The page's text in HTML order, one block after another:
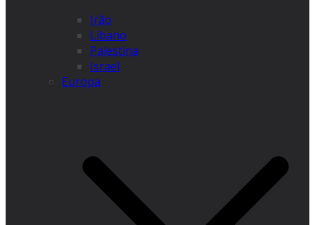
Irão
Líbano
Palestina
Israel
Europa